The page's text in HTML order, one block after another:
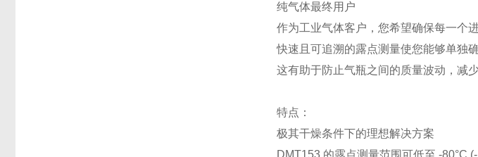
纯气体最终用户
作为工业气体客户，您希望确保每一个
快速且可追溯的露点测量使您能够单独
这有助于防止气瓶之间的质量波动，减
特点：
极其干燥条件下的理想解决方案
DMT153 的露点测量范围可低至 -80°C